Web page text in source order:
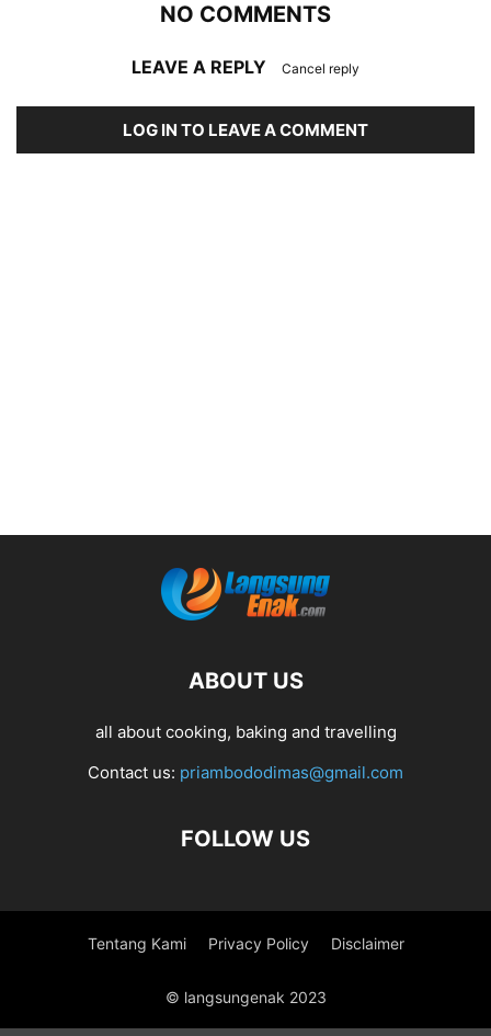
NO COMMENTS
LEAVE A REPLY Cancel reply
LOG IN TO LEAVE A COMMENT
ABOUT US
all about cooking, baking and travelling
Contact us: priambododimas@gmail.com
FOLLOW US
Tentang Kami Privacy Policy Disclaimer
© langsungenak 2023